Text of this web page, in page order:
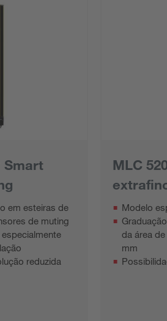
Smart
em esteiras de
de muting
reduzida
MLC
Modelo
da área
mm